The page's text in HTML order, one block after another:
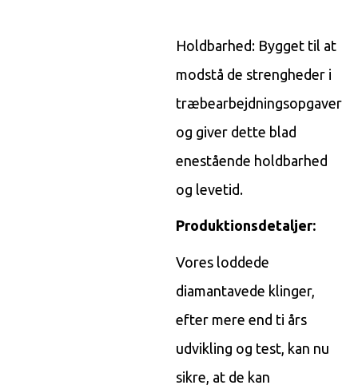
Holdbarhed: Bygget til at
modstå de strengheder i
træbearbejdningsopgaver
og giver dette blad
enestående holdbarhed
og levetid.
Produktionsdetaljer:
Vores loddede
diamantavede klinger,
efter mere end ti års
udvikling og test, kan nu
sikre, at de kan